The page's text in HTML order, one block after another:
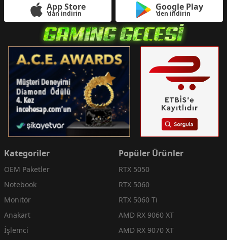
App Store
'dan indirin
Google Play
'den indirin
Kategoriler
OEM Paketler
Notebook
Monitör
Anakart
İşlemci
Popüler Ürünler
RTX 5050
RTX 5060
RTX 5060 Ti
AMD RX 9060 XT
AMD RX 9070 XT